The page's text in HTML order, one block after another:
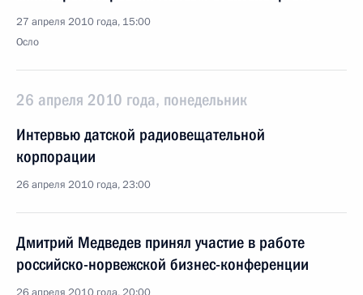
27 апреля 2010 года, 15:00
Осло
26 апреля 2010 года, понедельник
Интервью датской радиовещательной
корпорации
26 апреля 2010 года, 23:00
Дмитрий Медведев принял участие в работе
российско-норвежской бизнес-конференции